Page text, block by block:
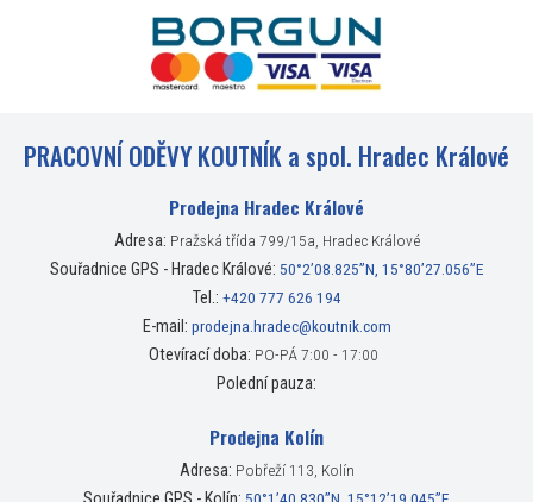
PRACOVNÍ ODĚVY KOUTNÍK a spol. Hradec Králové
Prodejna Hradec Králové
Adresa: Pražská třída 799/15a, Hradec Králové
Souřadnice GPS - Hradec Králové: 50°2’08.825”N, 15°80’27.056”E
Tel.: +420 777 626 194
E-mail: prodejna.hradec@koutnik.com
Otevírací doba: PO-PÁ 7:00 - 17:00
Polední pauza:
Prodejna Kolín
Adresa: Pobřeží 113, Kolín